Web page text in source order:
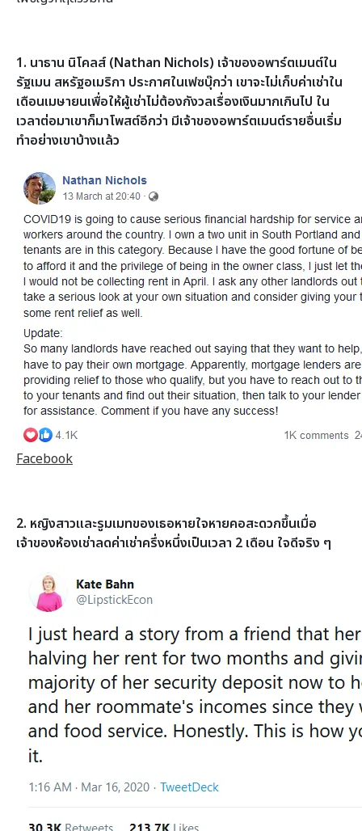
1. นาธาน นิโคลส์ (Nathan Nichols) เจ้าของอพาร์ตเมนต์ใน
รัฐเมน สหรัฐอเมริกา ประกาศในเฟซบุ๊กว่า เขาจะไม่เก็บค่าเช่าใน
เดือนเมษายนเพื่อให้ผู้เช่าไม่ต้องกังวลเรื่องเงินมากเกินไป ใน
เวลาต่อมาเขาก็มาโพสต์อีกว่า มีเจ้าของอพาร์ตเมนต์รายอื่นเริ่ม
ทำอย่างเขาบ้างแล้ว
Facebook
2. หญิงสาวและรูมเมทของเธอหายใจหายคอสะดวกขึ้นเมื่อ
เจ้าของห้องเช่าลดค่าเช่าครึ่งหนึ่งเป็นเวลา 2 เดือน ใจดีจริง ๆ